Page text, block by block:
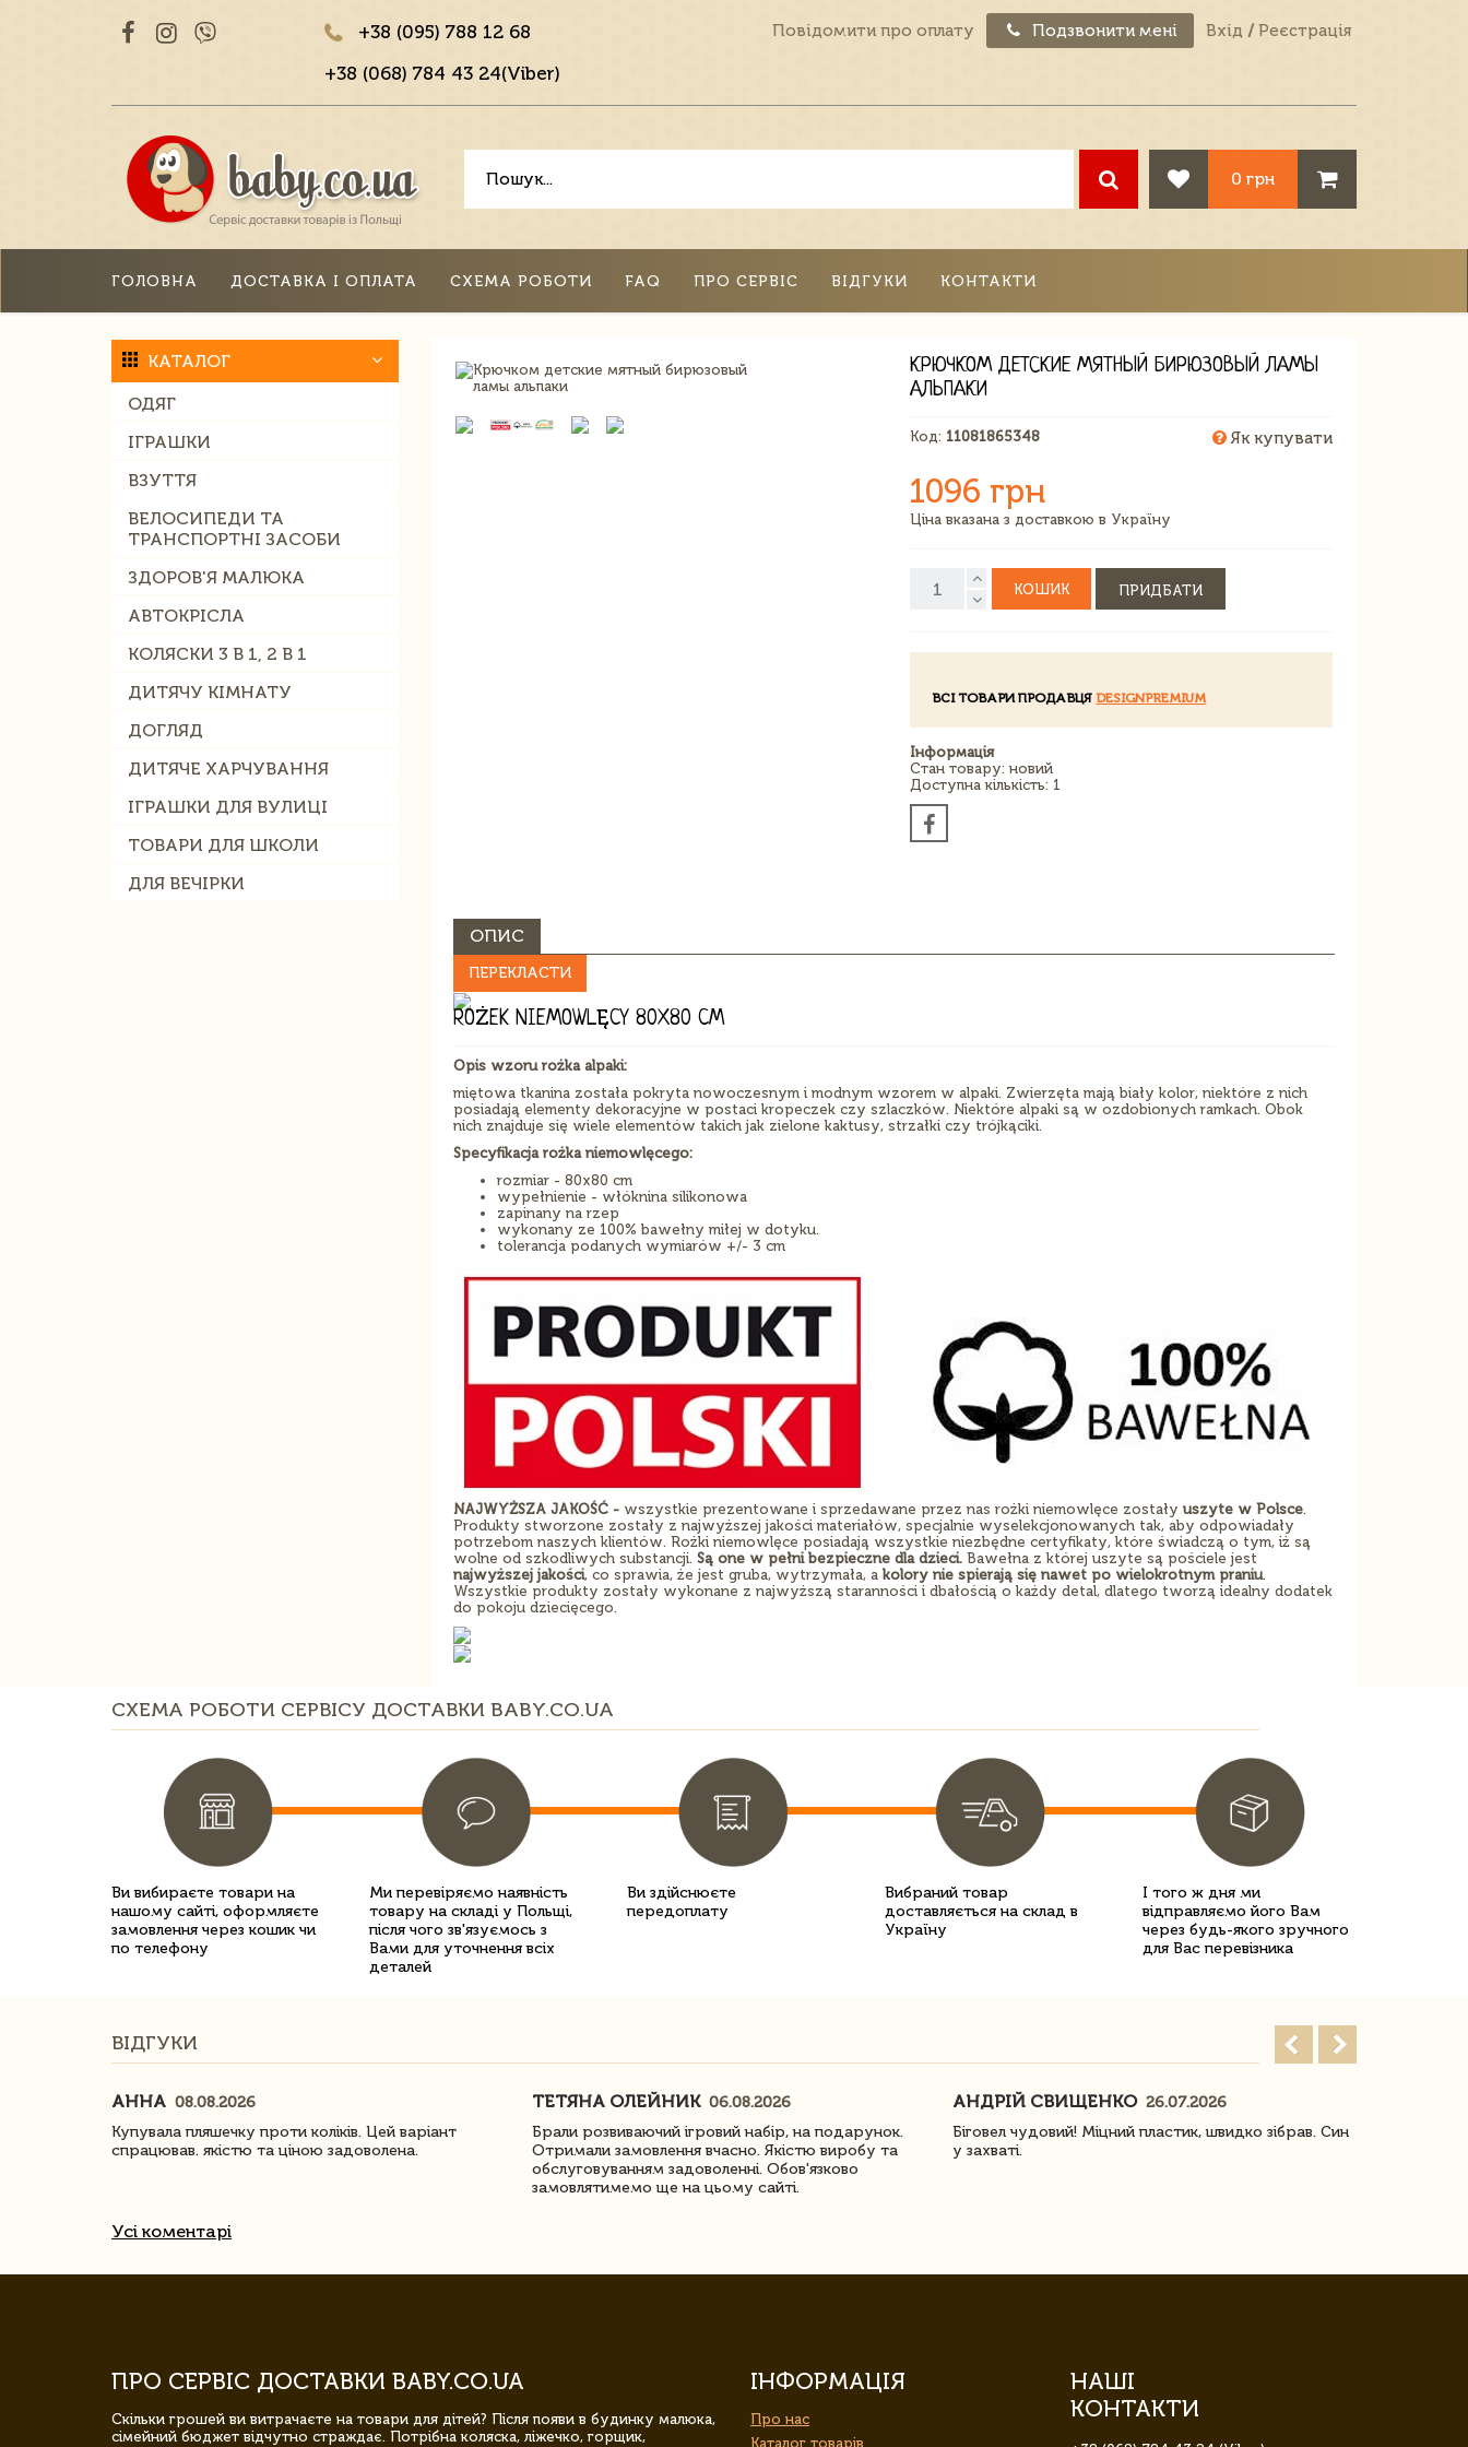
+38 (095) 788 12 68
+38 (068) 784 43 24(Viber)
Повідомити про оплату Подзвонити мені Вхід / Реєстрація
0 грн
ГОЛОВНА ДОСТАВКА І ОПЛАТА СХЕМА РОБОТИ FAQ ПРО СЕРВІС ВІДГУКИ КОНТАКТИ
КАТАЛОГ
ОДЯГ
ІГРАШКИ
ВЗУТТЯ
ВЕЛОСИПЕДИ ТА
ТРАНСПОРТНІ ЗАСОБИ
ЗДОРОВ'Я МАЛЮКА
АВТОКРІСЛА
КОЛЯСКИ 3 В 1, 2 В 1
ДИТЯЧУ КІМНАТУ
ДОГЛЯД
ДИТЯЧЕ ХАРЧУВАННЯ
ІГРАШКИ ДЛЯ ВУЛИЦІ
ТОВАРИ ДЛЯ ШКОЛИ
ДЛЯ ВЕЧІРКИ
КРЮЧКОМ ДЕТСКИЕ МЯТНЫЙ БИРЮЗОВЫЙ ЛАМЫ
АЛЬПАКИ
Код: 11081865348 Як купувати
1096 грн
Ціна вказана з доставкою в Україну
КОШИК ПРИДБАТИ
ВСІ ТОВАРИ ПРОДАВЦЯDESIGNPREMIUM
Інформація
Стан товару: новий
Доступна кількість: 1
ОПИС
ПЕРЕКЛАСТИ
ROŻEK NIEMOWLĘCY 80X80 CM
Opis wzoru rożka alpaki:
miętowa tkanina została pokryta nowoczesnym i modnym wzorem w alpaki. Zwierzęta mają biały kolor, niektóre z nich
posiadają elementy dekoracyjne w postaci kropeczek czy szlaczków. Niektóre alpaki są w ozdobionych ramkach. Obok
nich znajduje się wiele elementów takich jak zielone kaktusy, strzałki czy trójkąciki.
Specyfikacja rożka niemowlęcego:
rozmiar - 80x80 cm
wypełnienie - włóknina silikonowa
zapinany na rzep
wykonany ze 100% bawełny miłej w dotyku.
tolerancja podanych wymiarów +/- 3 cm
NAJWYŻSZA JAKOŚĆ -wszystkie prezentowane i sprzedawane przez nas rożki niemowlęce zostały uszyte w Polsce.
Produkty stworzone zostały z najwyższej jakości materiałów, specjalnie wyselekcjonowanych tak, aby odpowiadały
potrzebom naszych klientów. Rożki niemowlęce posiadają wszystkie niezbędne certyfikaty, które świadczą o tym, iż są
wolne od szkodliwych substancji. Są one w pełni bezpieczne dla dzieci.Bawełna z której uszyte są pościele jest
najwyższej jakości, co sprawia, że jest gruba, wytrzymała, a kolory nie spierają się nawet po wielokrotnym praniu.
Wszystkie produkty zostały wykonane z najwyższą staranności i dbałością o każdy detal, dlatego tworzą idealny dodatek
do pokoju dziecięcego.
СХЕМА РОБОТИ СЕРВІСУ ДОСТАВКИ BABY.CO.UA
Ви вибираєте товари на
нашому сайті, оформляєте
замовлення через кошик чи
по телефону
Ми перевіряємо наявність
товару на складі у Польщі,
після чого зв'язуємось з
Вами для уточнення всіх
деталей
Ви здійснюєте
передоплату
Вибраний товар
доставляється на склад в
Україну
І того ж дня ми
відправляємо його Вам
через будь-якого зручного
для Вас перевізника
ВІДГУКИ
АННА 08.08.2026
Купувала пляшечку проти коліків. Цей варіант
спрацював. якістю та ціною задоволена.
ТЕТЯНА ОЛЕЙНИК 06.08.2026
Брали розвиваючий ігровий набір, на подарунок.
Отримали замовлення вчасно. Якістю виробу та
обслуговуванням задоволенні. Обов'язково
замовлятимемо ще на цьому сайті.
АНДРІЙ СВИЩЕНКО 26.07.2026
Біговел чудовий! Міцний пластик, швидко зібрав. Син
у захваті.
Усі коментарі
ПРО СЕРВІС ДОСТАВКИ BABY.CO.UA
Скільки грошей ви витрачаєте на товари для дітей? Після появи в будинку малюка,
сімейний бюджет відчутно страждає. Потрібна коляска, ліжечко, горщик,
ІНФОРМАЦІЯ
Про нас
Каталог товарів
НАШІ
КОНТАКТИ